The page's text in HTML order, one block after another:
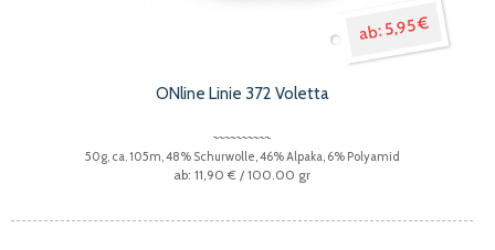
5,95 €
ONline Linie 372 Voletta
50g, ca. 105m, 48% Schurwolle, 46% Alpaka, 6% Polyamid
11,90 € / 100.00 gr